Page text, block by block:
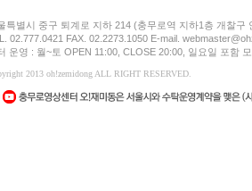
특별시 중구 퇴계로 지하 214 (충무로역 지하1층 개찰구
02.777.0421 FAX. 02.2273.1050 E-mail.
운영 : 월~토 OPEN 11:00, CLOSE 20:00, 일요일 포함
2013 oh!zemidong ALL RIGHT RESERVED.